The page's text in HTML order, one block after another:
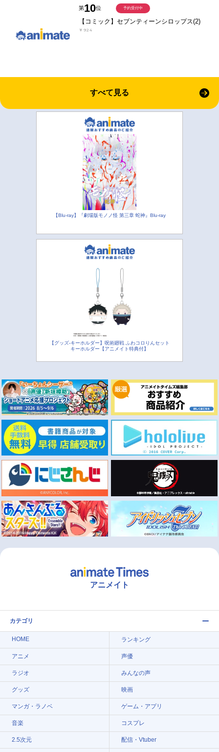
第10位
【コミック】セブンティーンシロップス(2)
￥924
予約受付中
すべて見る
【Blu-ray】『劇場版モノノ怪 第三章 蛇神』Blu-ray
【グッズ-キーホルダー】呪術廻戦 ふわコロりんセット
キーホルダー【アニメイト特典付】
アニメイト
カテゴリ
HOME ランキング
アニメ 声優
ラジオ みんなの声
グッズ 映画
マンガ・ラノベ ゲーム・アプリ
音楽 コスプレ
2.5次元 配信・Vtuber